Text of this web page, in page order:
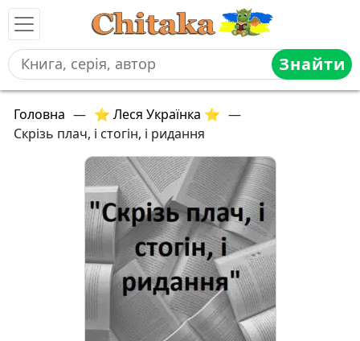
Знайти
Головна — ⭐ Леся Українка ⭐ —
Скрізь плач, і стогін, і ридання